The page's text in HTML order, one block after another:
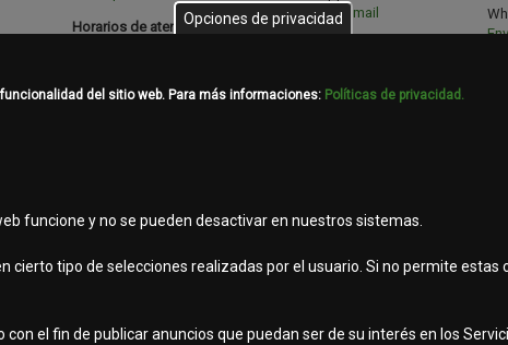
470
Horarios de atención
hs.
143
Enviar por email
08:00 a 12:00 - 14:00 a 18:00
DE 8 A 21 HS - CEL 099 216
Opciones de privacidad
del sitio web. Para más informaciones: Políticas de privacidad.
funcione y no se pueden desactivar en nuestros sistemas.
cierto tipo de selecciones realizadas por el usuario. Si no permite
el fin de publicar anuncios que puedan ser de su interés en los